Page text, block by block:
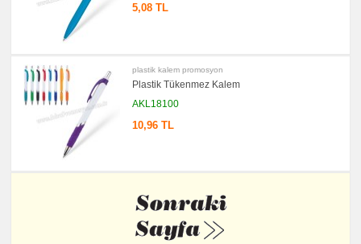
5,08 TL
plastik kalem promosyon
Plastik Tükenmez Kalem
AKL18100
10,96 TL